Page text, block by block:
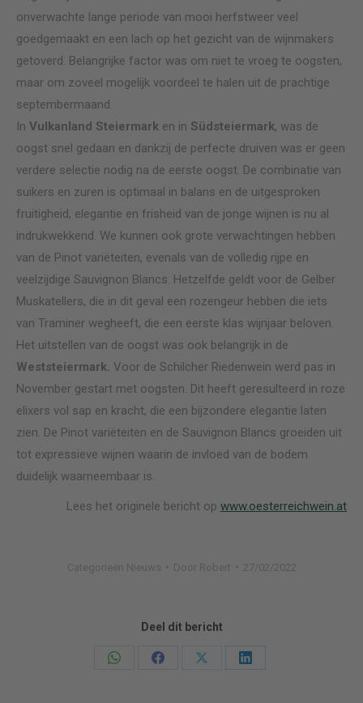
onverwachte lange periode van mooi herfstweer veel
goedgemaakt en een lach op het gezicht van de wijnmakers
getoverd. Belangrijke factor was om niet te vroeg te oogsten,
maar om zoveel mogelijk voordeel te halen uit de prachtige
septembermaand.
In Vulkanland Steiermark en in Südsteiermark, was de
oogst snel gedaan en dankzij de perfecte druiven was er geen
verdere selectie nodig na de eerste oogst. De combinatie van
suikers en zuren is optimaal in balans en de uitgesproken
fruitigheid, elegantie en frisheid van de jonge wijnen is nu al
indrukwekkend. We kunnen ook grote verwachtingen hebben
van de Pinot variëteiten, evenals van de volledig rijpe en
veelzijdige Sauvignon Blancs. Hetzelfde geldt voor de Gelber
Muskatellers, die in dit geval een rozengeur hebben die iets
van Traminer wegheeft, die een eerste klas wijnjaar beloven.
Het uitstellen van de oogst was ook belangrijk in de
Weststeiermark. Voor de Schilcher Riedenwein werd pas in
November gestart met oogsten. Dit heeft geresulteerd in roze
elixers vol sap en kracht, die een bijzondere elegantie laten
zien. De Pinot variëteiten en de Sauvignon Blancs groeiden uit
tot expressieve wijnen waarin de invloed van de bodem
duidelijk waarneembaar is.
Lees het originele bericht op www.oesterreichwein.at
Categorieën Nieuws Door Robert 27/02/2022
Deel dit bericht
Deel
Deel
Deel
Deel